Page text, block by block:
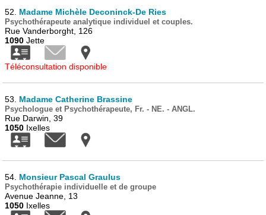
52. Madame Michèle Deconinck-De Ries
Psychothérapeute analytique individuel et couples.
Rue Vanderborght, 126
1090 Jette
Téléconsultation disponible
53. Madame Catherine Brassine
Psychologue et Psychothérapeute, Fr. - NE. - ANGL.
Rue Darwin, 39
1050 Ixelles
54. Monsieur Pascal Graulus
Psychothérapie individuelle et de groupe
Avenue Jeanne, 13
1050 Ixelles